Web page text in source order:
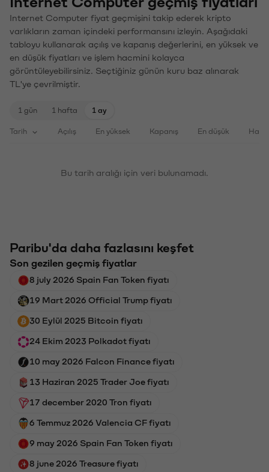
Internet Computer fiyat geçmişini takip ederek kripto
varlıkların zaman içindeki performansını izleyin. Aşağıdaki
tabloyu kullanarak açılış ve kapanış değerlerini, en yüksek ve
en düşük fiyatları ve işlem hacmini kolayca
görüntüleyebilirsiniz. Seçtiğiniz günün kuru baz alınarak
TL'ye çevrilmiştir.
1 gün 1 hafta 1 ay
Tarih Açılış En yüksek Kapanış En düşük
Bu tarih aralığı için veri bulunamadı.
Paribu'da daha fazlasını keşfet
Son gezilen geçmiş fiyatlar
8 july 2026 Spain Fan Token fiyatı
19 Mart 2026 Official Trump fiyatı
30 Eylül 2025 Bitcoin fiyatı
24 Ekim 2023 Polkadot fiyatı
10 may 2026 Falcon Finance fiyatı
13 Haziran 2025 Trader Joe fiyatı
17 december 2020 Tron fiyatı
6 Temmuz 2026 Valencia CF fiyatı
9 may 2026 Spain Fan Token fiyatı
8 june 2026 Treasure fiyatı